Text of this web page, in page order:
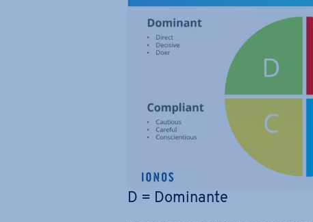
D = Dominante